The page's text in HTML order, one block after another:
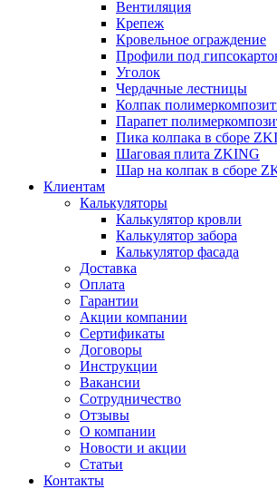
Вентиляция
Крепеж
Кровельное ограждение
Профили под
Уголок
Чердачные лестницы
Колпак
Парапет
Пика колпака в сборе
Шаговая плита ZKING
Шар на колпак в сборе
Клиентам
Калькуляторы
Калькулятор кровли
Калькулятор забора
Калькулятор фасада
Доставка
Оплата
Гарантии
Акции компании
Сертификаты
Договоры
Инструкции
Вакансии
Сотрудничество
Отзывы
О компании
Новости и акции
Статьи
Контакты